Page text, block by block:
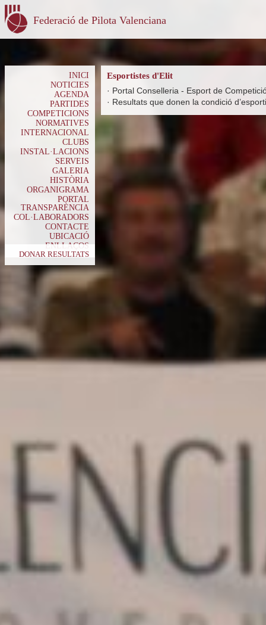
Federació de Pilota Valenciana
INICI
NOTICIES
AGENDA
PARTIDES
COMPETICIONS
NORMATIVES
INTERNACIONAL
CLUBS
INSTAL·LACIONS
SERVEIS
GALERIA
HISTÒRIA
ORGANIGRAMA
PORTAL
TRANSPARÈNCIA
COL·LABORADORS
CONTACTE
UBICACIÓ
ENLLAÇOS
DONAR RESULTATS
Esportistes d'Elit
· Portal Conselleria - Esport de
· Resultats que donen la condició